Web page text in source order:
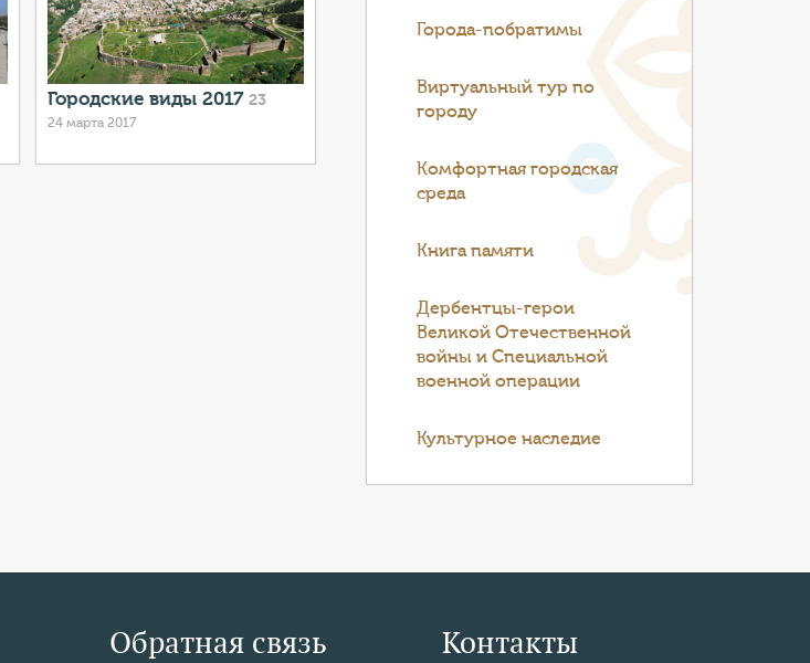
Городские виды 2017 23
24 марта 2017
Города-побратимы
Виртуальный тур по
городу
Комфортная городская
среда
Книга памяти
Дербентцы-герои
Великой Отечественной
войны и Специальной
военной операции
Культурное наследие
Обратная связь Контакты